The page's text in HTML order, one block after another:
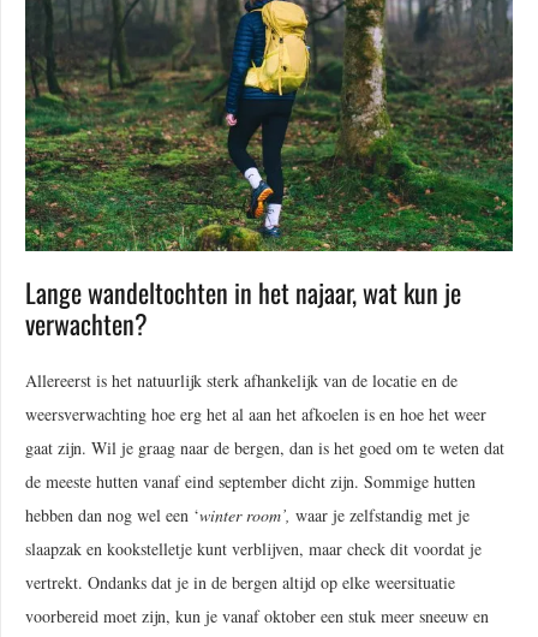
Lange wandeltochten in het najaar, wat kun je
verwachten?
Allereerst is het natuurlijk sterk afhankelijk van de locatie en de
weersverwachting hoe erg het al aan het afkoelen is en hoe het weer
gaat zijn. Wil je graag naar de bergen, dan is het goed om te weten dat
de meeste hutten vanaf eind september dicht zijn. Sommige hutten
hebben dan nog wel een ‘winter room’, waar je zelfstandig met je
slaapzak en kookstelletje kunt verblijven, maar check dit voordat je
vertrekt. Ondanks dat je in de bergen altijd op elke weersituatie
voorbereid moet zijn, kun je vanaf oktober een stuk meer sneeuw en